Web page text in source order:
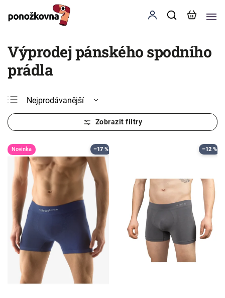
Výprodej pánského spodního
prádla
Nejprodávanější
Nejlevnější
Nejdražší
Abecedně
Novinka –17 % –12 %